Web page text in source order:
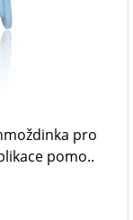
pro
pomo..